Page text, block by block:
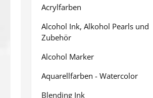
Acrylfarben
Alcohol Ink, Alkohol Pearls und
Zubehör
Alcohol Marker
Aquarellfarben - Watercolor
Blending Ink